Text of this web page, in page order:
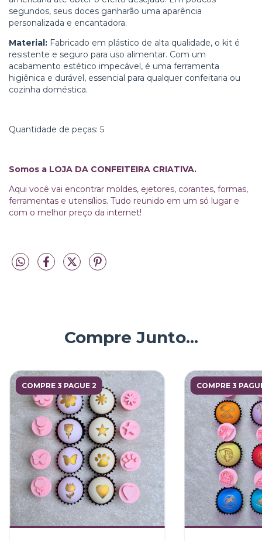
segundos, seus doces ganharão uma aparência
personalizada e encantadora.
Material: Fabricado em plástico de alta qualidade, o kit é
resistente e seguro para uso alimentar. Com um
acabamento estético impecável, é uma ferramenta
higiênica e durável, essencial para qualquer confeitaria ou
cozinha doméstica.
Quantidade de peças: 5
Somos a LOJA DA CONFEITEIRA CRIATIVA.
Aqui você vai encontrar moldes, ejetores, corantes, formas,
ferramentas e utensílios. Tudo reunido em um só lugar e
com o melhor preço da internet!
Compre Junto...
COMPRE 3 PAGUE 2 COMPRE 3